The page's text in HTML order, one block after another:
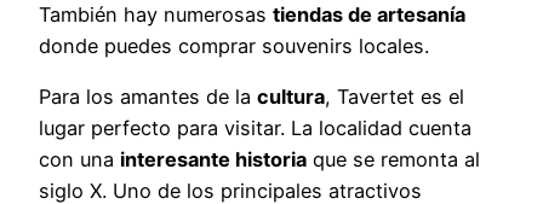
También hay numerosas tiendas de artesanía
donde puedes comprar souvenirs locales.
Para los amantes de la cultura, Tavertet es el
lugar perfecto para visitar. La localidad cuenta
con una interesante historia que se remonta al
siglo X. Uno de los principales atractivos